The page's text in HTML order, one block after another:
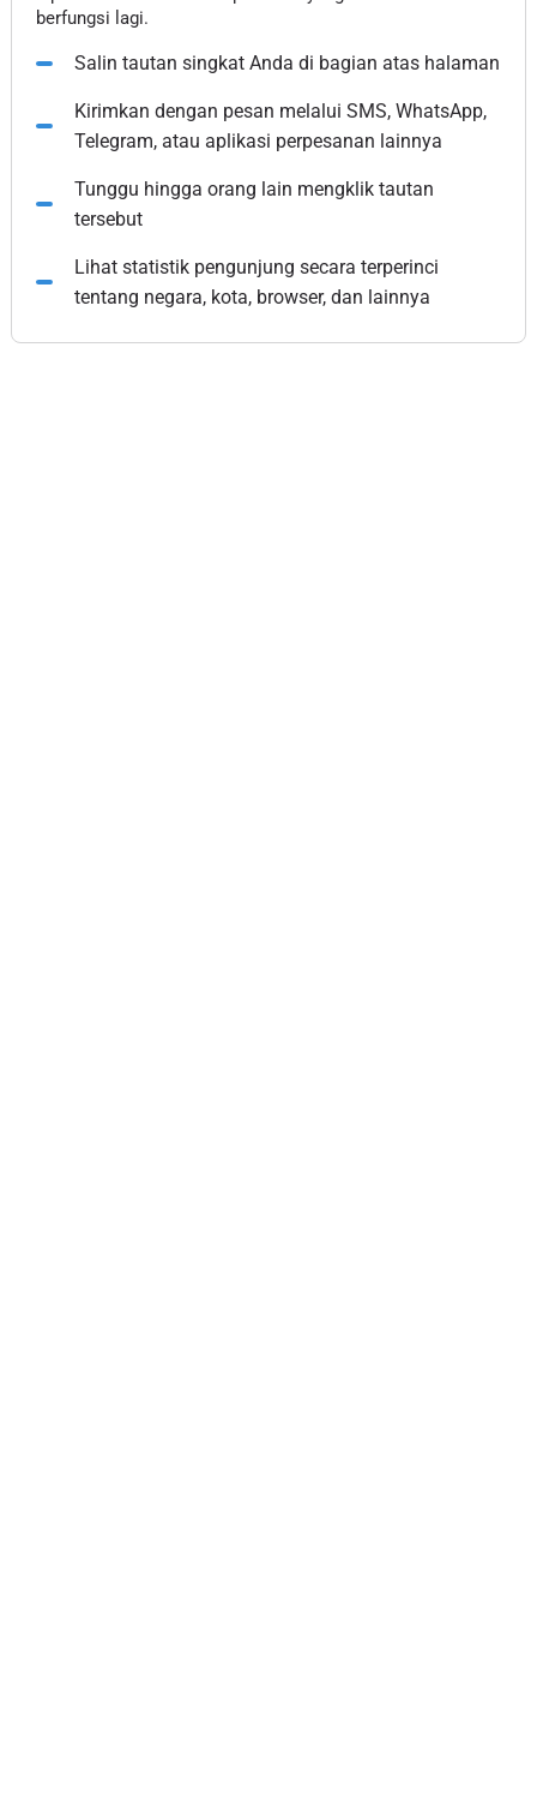
berfungsi lagi.
Salin tautan singkat Anda di bagian atas halaman
Kirimkan dengan pesan melalui SMS, WhatsApp,
Telegram, atau aplikasi perpesanan lainnya
Tunggu hingga orang lain mengklik tautan
tersebut
Lihat statistik pengunjung secara terperinci
tentang negara, kota, browser, dan lainnya